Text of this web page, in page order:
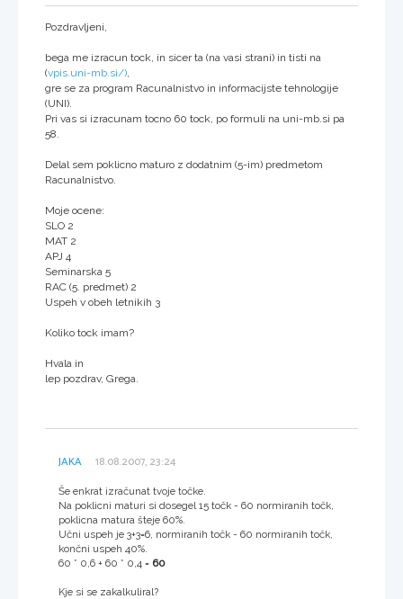
Pozdravljeni,
bega me izracun tock, in sicer ta (na vasi strani) in tisti na
(vpis.uni-mb.si/)
gre se za program Racunalnistvo in informacijste tehnologije
(UNI).
Pri vas si izracunam tocno 60 tock, po formuli na uni-mb.si pa
58.
Delal sem poklicno maturo z dodatnim (5-im) predmetom
Racunalnistvo.
Moje ocene:
SLO 2
MAT 2
APJ 4
Seminarska 5
RAC (5. predmet) 2
Uspeh v obeh letnikih 3
Koliko tock imam?
Hvala in
lep pozdrav, Grega.
JAKA 18.08.2007, 23:24
Še enkrat izračunat tvoje točke.
Na poklicni maturi si dosegel 15 točk - 60 normiranih točk,
poklicna matura šteje 60%.
Učni uspeh je 3+3=6, normiranih točk - 60 normiranih točk,
končni uspeh 40%.
60 * 0,6 + 60 * 0,4 = 60
Kje si se zakalkuliral?